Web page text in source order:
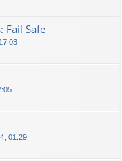
Fail Safe
01:29